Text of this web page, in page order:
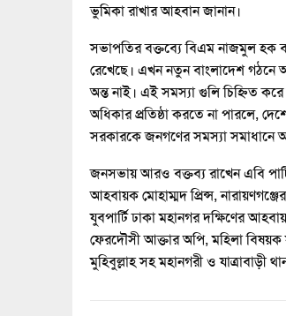
ভুমিকা রাখার আহবান জানান।
সভাপতির বক্তব্যে বিএম নাজমুল হক
রেখেছে। এখন নতুন বাংলাদেশ গঠনে
অন্ত নাই। এই সমস্যা গুলি চিহ্নিত
অধিকার প্রতিষ্ঠা করতে না পারলে,
সরকারকে জনগণের সমস্যা সমাধানে
জনসভায় আরও বক্তব্য রাখেন এবি
আহবায়ক মোহাম্মদ প্রিন্স,
যুবপার্টি ঢাকা মহানগর দক্ষিণের
ফেরদৌসী আক্তার অপি, মহিলা বিষয়ক
মুহিবুল্লাহ সহ মহানগরী ও যাত্রাবাড়ী